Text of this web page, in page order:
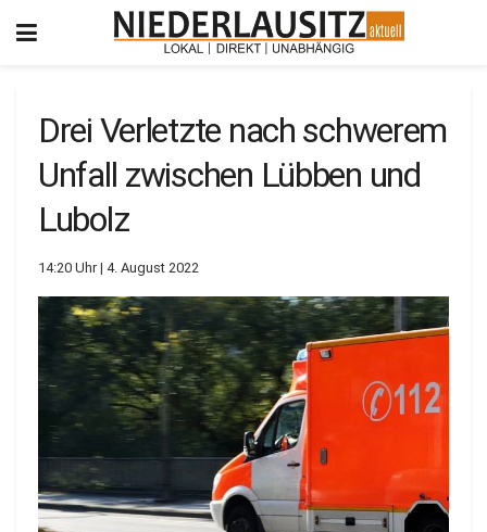
Drei Verletzte nach schwerem
Unfall zwischen Lübben und
Lubolz
14:20 Uhr | 4. August 2022